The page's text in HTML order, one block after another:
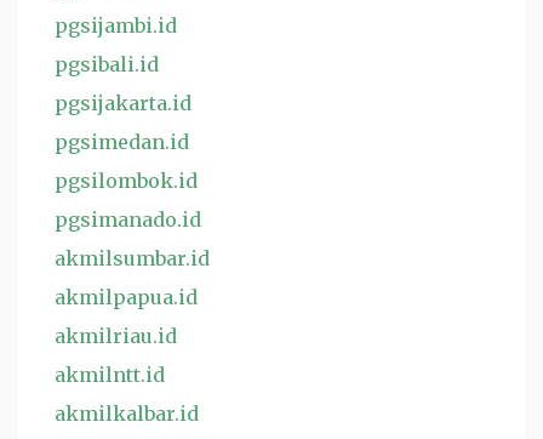
pgsijambi.id
pgsibali.id
pgsijakarta.id
pgsimedan.id
pgsilombok.id
pgsimanado.id
akmilsumbar.id
akmilpapua.id
akmilriau.id
akmilntt.id
akmilkalbar.id